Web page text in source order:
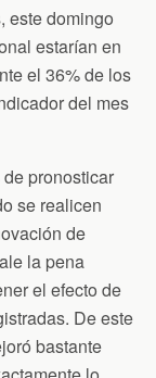
este domingo
estarían en
el 36% de los
del mes
pronosticar
se realicen
de
la pena
el efecto de
De este
bastante